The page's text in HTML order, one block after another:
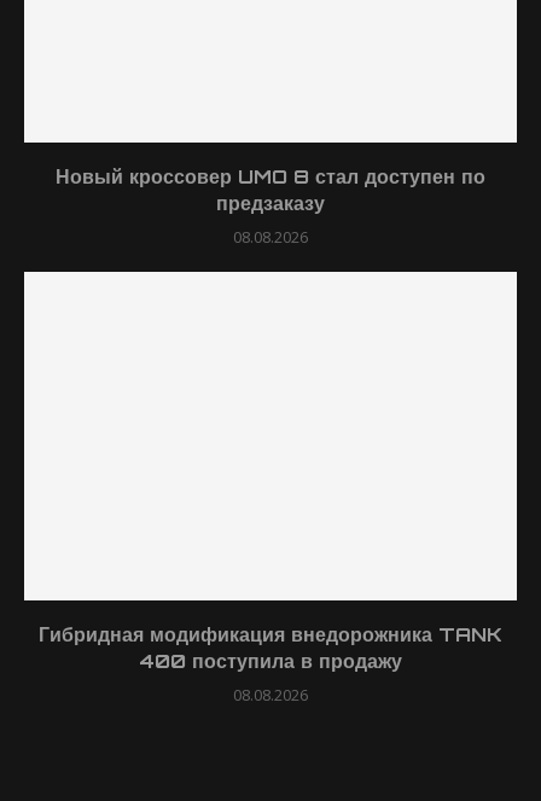
Новый кроссовер UMO 8 стал доступен по
предзаказу
08.08.2026
Гибридная модификация внедорожника TANK
400 поступила в продажу
08.08.2026